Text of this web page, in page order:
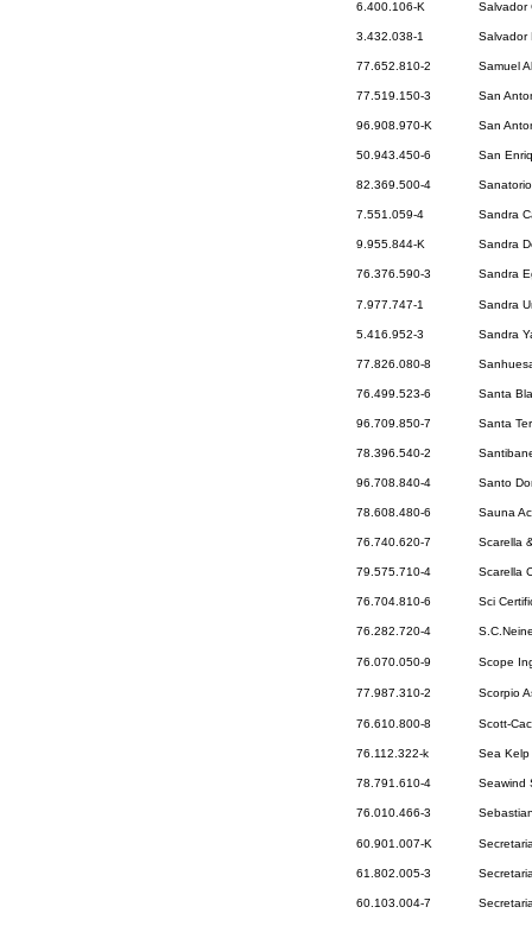
6.400.106-K Salvador
3.432.038-1 Salvador
77.652.810-2 Samuel
77.519.150-3 San
96.908.970-K San
50.943.450-6 San
82.369.500-4
7.551.059-4 Sandra
9.955.844-K Sandra
76.376.590-3 Sandra
7.977.747-1 Sandra
5.416.952-3 Sandra
77.826.080-8
76.499.523-6 Santa
96.709.850-7 Santa
78.396.540-2
96.708.840-4 Santo
78.608.480-6 Sauna
76.740.620-7 Scarella
79.575.710-4 Scarella
76.704.810-6 Sci
76.282.720-4
76.070.050-9 Scope
77.987.310-2 Scorpio
76.610.800-8 Scott-
76.112.322-k Sea
78.791.610-4 Seawind
76.010.466-3
60.901.007-K
61.802.005-3
60.103.004-7